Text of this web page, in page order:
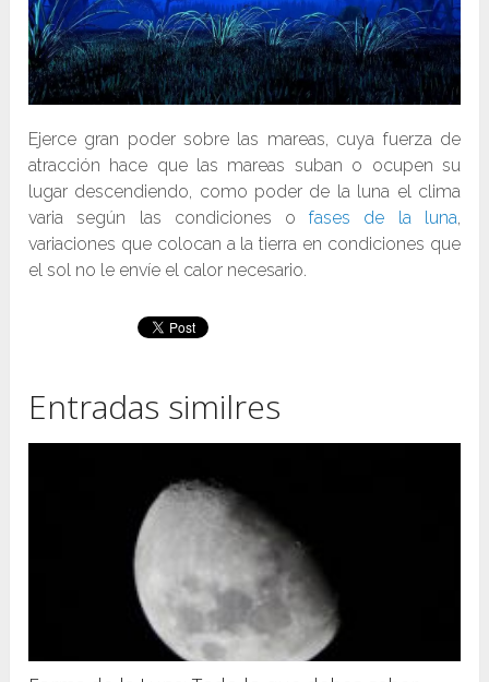
Ejerce gran poder sobre las mareas, cuya fuerza de
atracción hace que las mareas suban o ocupen su
lugar descendiendo, como poder de la luna el clima
varia según las condiciones ofases de la luna,
variaciones que colocan a la tierra en condiciones que
el sol no le envíe el calor necesario.
Entradas similres